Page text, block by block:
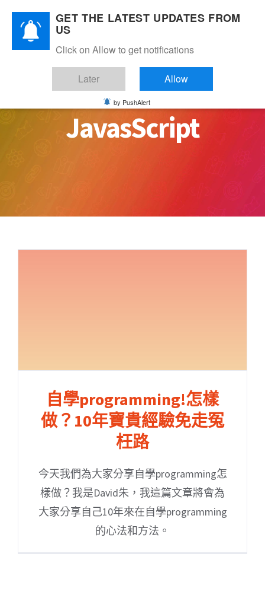
Skip
content
JavasScript
自學programming!怎樣
做？10年寶貴經驗免走冤
枉路
今天我們為大家分享自學programming怎
樣做？我是David朱，我這篇文章將會為
大家分享自己10年來在自學programming
的心法和方法。
GET THE LATEST UPDATES FROM
US
Click on Allow to get notifications
Later Allow
by PushAlert